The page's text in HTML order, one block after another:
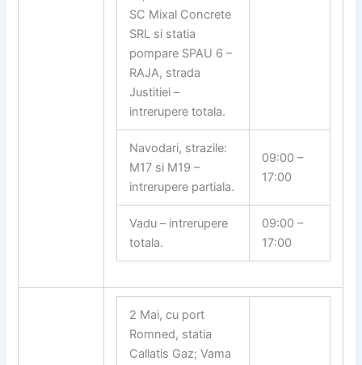
SC Mixal Concrete
SRL si statia
pompare SPAU 6 –
RAJA, strada
Justitiei –
intrerupere totala.
Navodari, strazile:
M17 si M19 –
intrerupere partiala.
09:00 –
17:00
Vadu – intrerupere
totala.
09:00 –
17:00
2 Mai, cu port
Romned, statia
Callatis Gaz; Vama